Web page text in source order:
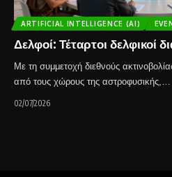
ARTIFICIAL INTELLIGENCE (AI)
Δελφοί: Τέταρτοι δελφικοί
Με τη συμμετοχή διεθνούς
από τους χώρους της αστροφυσικής,…
02/07/2026